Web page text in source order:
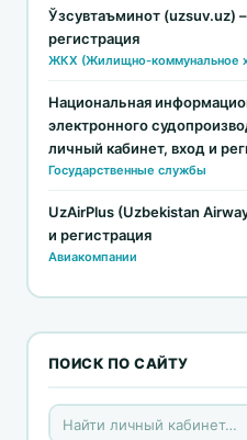
Ўзсувтаъминот (uzsuv.uz)
регистрация
ЖКХ (Жилищно-коммунальное
Национальная
электронного
личный кабинет, вход и
Государственные службы
UzAirPlus (Uzbekistan
и регистрация
Авиакомпании
ПОИСК ПО САЙТУ